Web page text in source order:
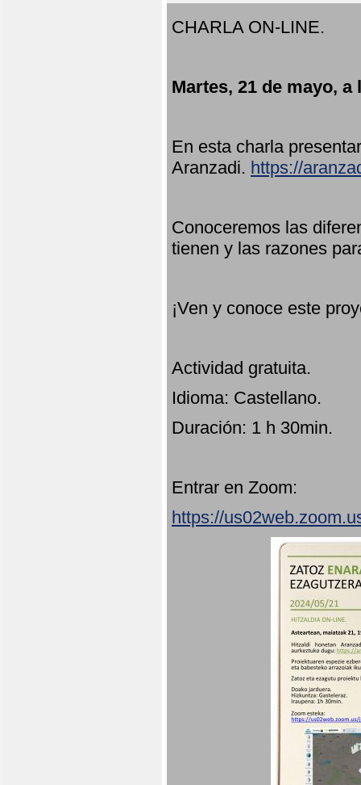
CHARLA ON-LINE.
Martes, 21 de mayo, a
En esta charla
Aranzadi. https://
Conoceremos las
tienen y las razones
¡Ven y conoce este
Actividad gratuita.
Idioma: Castellano.
Duración: 1 h 30min.
Entrar en Zoom:
https://